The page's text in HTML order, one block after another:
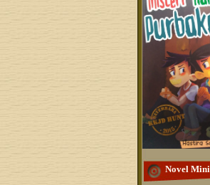
Novel